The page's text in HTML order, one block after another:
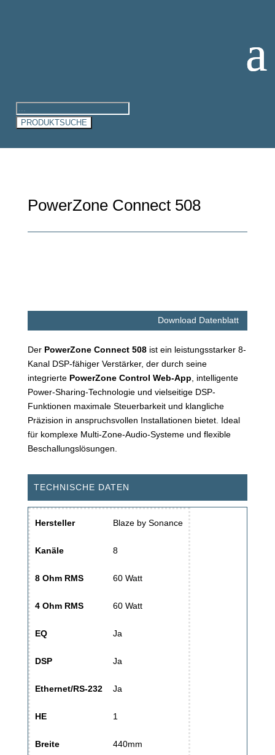
search
PRODUKTSUCHE
PowerZone Connect 508
Download Datenblatt
Der PowerZone Connect 508ist ein leistungsstarker 8-
Kanal DSP-fähiger Verstärker, der durch seine
integrierte PowerZone Control Web-App , intelligente
Power-Sharing-Technologie und vielseitige DSP-
Funktionen maximale Steuerbarkeit und klangliche
Präzision in anspruchsvollen Installationen bietet. Ideal
für komplexe Multi-Zone-Audio-Systeme und flexible
Beschallungslösungen.
TECHNISCHE DATEN
Hersteller Blaze by Sonance
Kanäle 8
8 Ohm RMS 60 Watt
4 Ohm RMS 60 Watt
EQ Ja
DSP Ja
Ethernet/RS-232 Ja
HE 1
Breite 440mm